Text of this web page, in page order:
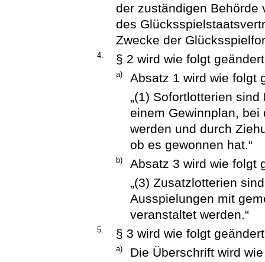
der zuständigen Behörde
des
Zwecke der
4. § 2 wird wie folgt
a)
Absatz 1 wird wie folgt
„(1) Sofortlotterien
einem Gewinnplan,
werden und durch
ob es gewonnen hat.“
b)
Absatz 3 wird wie folgt
„(3) Zusatzlotterien
Ausspielungen mit
veranstaltet werden.“
5. § 3 wird wie folgt
a) Die Überschrift wird